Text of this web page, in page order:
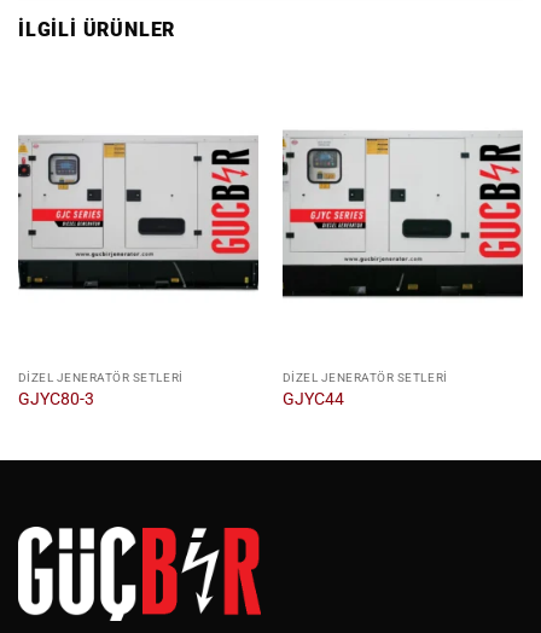
İLGILI ÜRÜNLER
DIZEL JENERATÖR SETLERI
GJYC80-3
DIZEL JENERATÖR SETLERI
GJYC44